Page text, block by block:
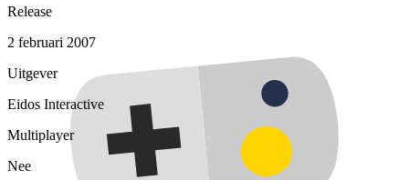
Release
2 februari 2007
Uitgever
Eidos Interactive
Multiplayer
Nee